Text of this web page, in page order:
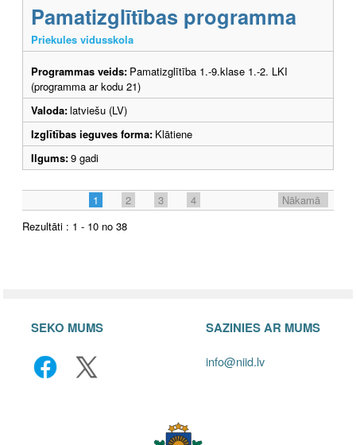
Pamatizglītības programma
Priekules vidusskola
Programmas veids: Pamatizglītība 1.-9.klase 1.-2. LKI
(programma ar kodu 21)
Valoda:latviešu (LV)
Izglītības ieguves forma: Klātiene
Ilgums:9 gadi
1 2 3 4
Nākamā
Rezultāti : 1 - 10 no 38
SEKO MUMS SAZINIES AR MUMS
info@niid.lv